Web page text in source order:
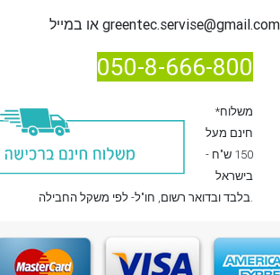
greentec.servise@gmail.com
050-8-666-800
*משלוח
חינם מעל
150 ש"ח -
בישראל
בלבדובדואר רשום , חו"ל- לפי משקל החבילה.